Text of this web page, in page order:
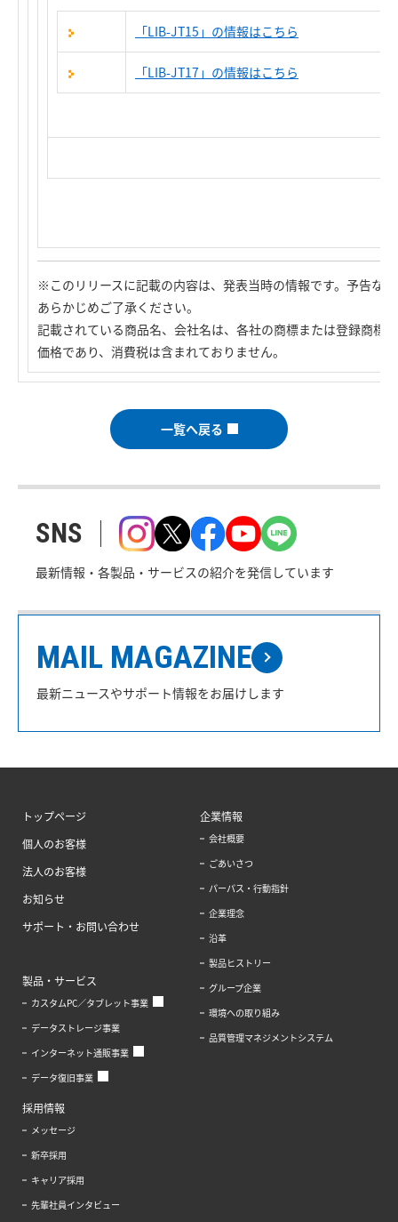
「LIB-JT15」の情報はこちら
「LIB-JT17」の情報はこちら
※このリリースに記載の内容は、発表当時の情報です。予告な
あらかじめご了承ください。
記載されている商品名、会社名は、各社の商標または登録商標
価格であり、消費税は含まれておりません。
一覧へ戻る
SNS
最新情報・各製品・サービスの紹介を発信しています
MAIL MAGAZINE
最新ニュースやサポート情報をお届けします
トップページ
個人のお客様
法人のお客様
お知らせ
サポート・お問い合わせ
製品・サービス
カスタムPC／タブレット事業
データストレージ事業
インターネット通販事業
データ復旧事業
企業情報
会社概要
ごあいさつ
パーパス・行動指針
企業理念
沿革
製品ヒストリー
グループ企業
環境への取り組み
品質管理マネジメントシステム
採用情報
メッセージ
新卒採用
キャリア採用
先輩社員インタビュー